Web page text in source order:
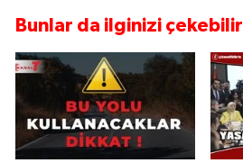
Bunlar da ilginizi çekebilir